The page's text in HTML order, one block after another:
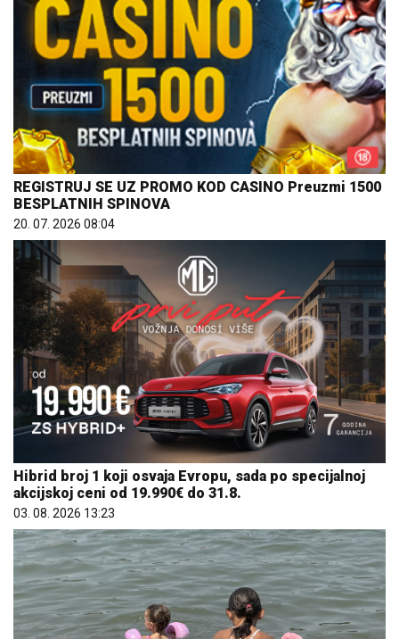
REGISTRUJ SE UZ PROMO KOD CASINO Preuzmi 1500
BESPLATNIH SPINOVA
20. 07. 2026 08:04
Hibrid broj 1 koji osvaja Evropu, sada po specijalnoj
akcijskoj ceni od 19.990€ do 31.8.
03. 08. 2026 13:23